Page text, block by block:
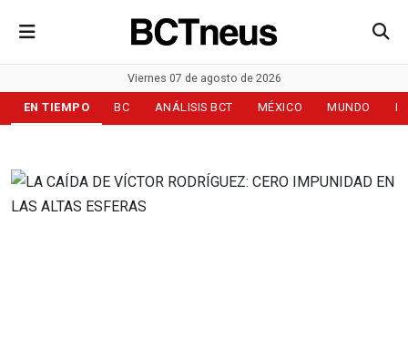
Viernes 07 de agosto de 2026
EN TIEMPO BC ANÁLISIS BCT MÉXICO MUNDO